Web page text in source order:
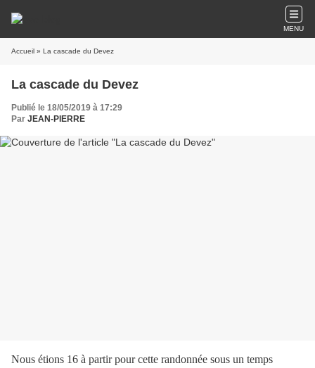
MENU
Accueil » La cascade du Devez
La cascade du Devez
Publié le 18/05/2019 à 17:29
Par JEAN-PIERRE
Nous étions 16 à partir pour cette randonnée sous un temps